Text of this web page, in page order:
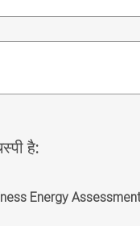
है:
Energy